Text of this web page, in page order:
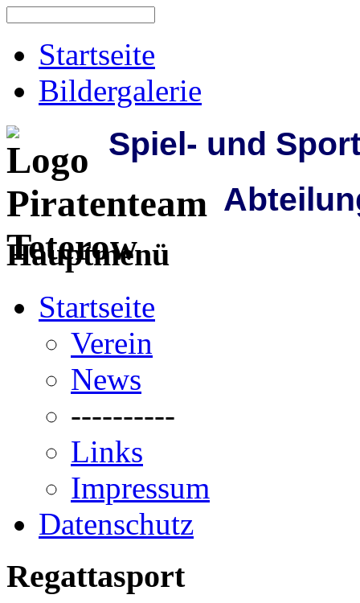
Startseite
Bildergalerie
Spiel- und
Hauptmenü
Startseite
Verein
News
----------
Links
Impressum
Datenschutz
Regattasport